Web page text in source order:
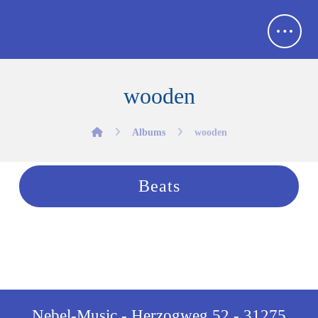
wooden
Albums wooden
Beats